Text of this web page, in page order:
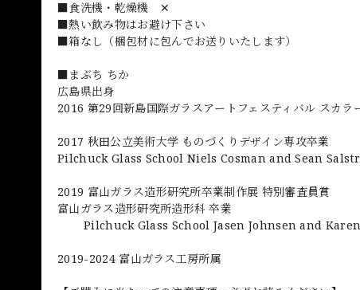
■食洗機・乾燥機 ✕
■熱い飲み物はお避け下さい
■箱なし（梱包材に包んでお送りいたします）
■まぶち ちか
広島県出身
2016 第29回新島国際ガラスアートフェスティバル スカラ
2017 秋田公立美術大学 ものづくりデザイン専攻卒業
Pilchuck Glass School Niels Cosman and Sean
2019 富山ガラス造形研究所卒業制作展 特別審査員賞
富山ガラス造形研究所造形科 卒業
Pilchuck Glass School Jasen Johnsen and
2019-2024 富山ガラス工房所属